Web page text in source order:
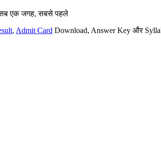
सब एक जगह, सबसे पहले
, Admit Card Download, Answer Key और